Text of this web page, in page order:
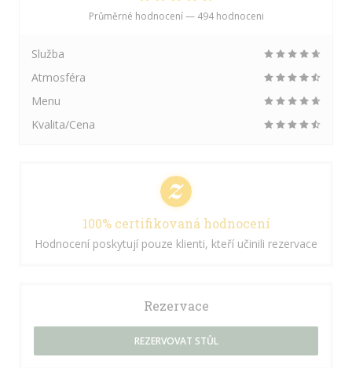
Průměrné hodnocení — 494 hodnoceni
Služba
Atmosféra
Menu
Kvalita/Cena
100% certifikovaná hodnocení
Hodnocení poskytují pouze klienti, kteří učinili rezervace
Rezervace
REZERVOVAT STŮL